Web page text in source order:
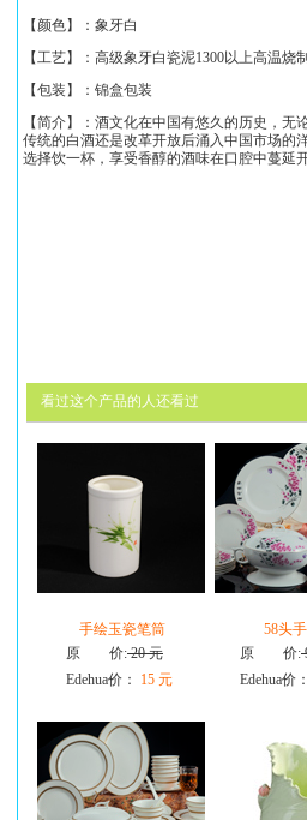
【颜色】：象牙白
【工艺】：高级象牙白瓷泥1300以上高温烧制
【包装】：锦盒包装
【简介】： 酒文化在中国有悠久的历史，无
传统的白酒还是改革开放后涌入中国市场的
选择饮一杯，享受香醇的酒味在口腔中蔓延
看过这个产品的人还看过
手绘玉瓷笔筒
原 价:20 元
Edehua价：
15 元
58头
原 价:
Edehua价：